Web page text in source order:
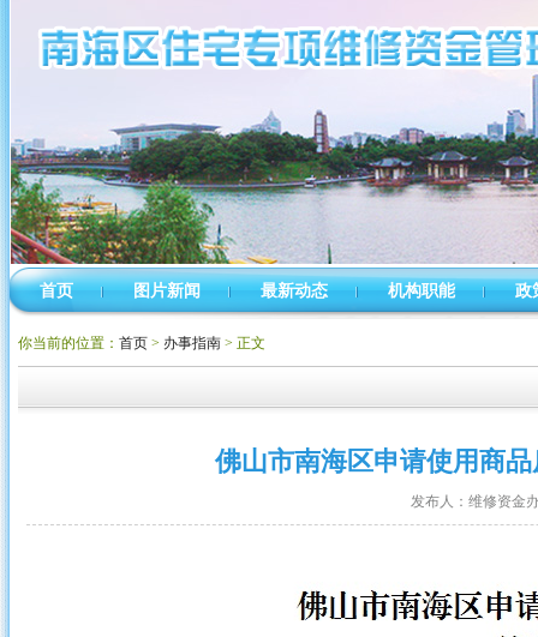
首页 图片新闻 最新动态 机构职能 政
你当前的位置： 首页 > 办事指南 > 正文
佛山市南海区申请使用商
发布人：维修资金